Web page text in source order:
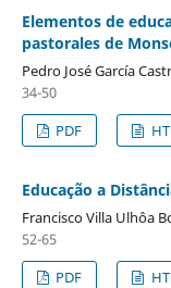
Elementos de
pastorales de
Pedro José García
34-50
PDF
Educação a
Francisco Villa Ulhôa
52-65
PDF